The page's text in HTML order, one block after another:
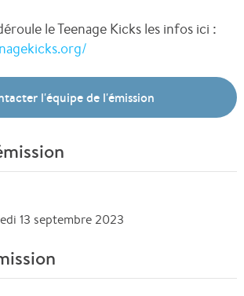
le Teenage Kicks les infos ici :
l'équipe de l'émission
13 septembre 2023